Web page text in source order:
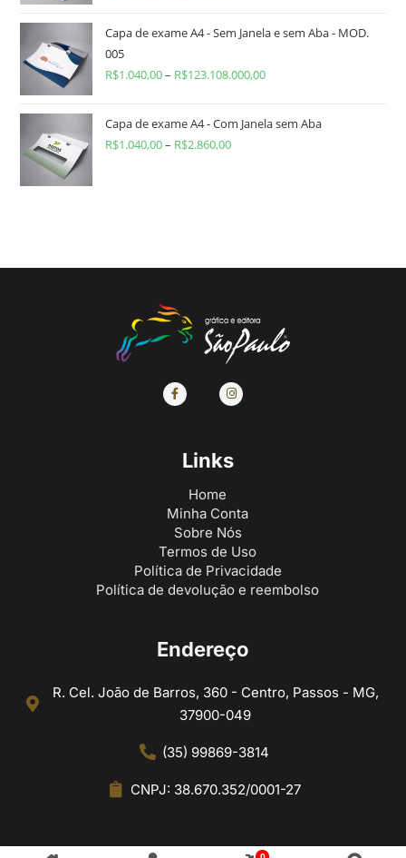
Capa de exame A4 - Sem Janela e sem Aba - MOD.
005
R$1.040,00– R$123.108.000,00
Capa de exame A4 - Com Janela sem Aba
R$1.040,00– R$2.860,00
Links
Home
Minha Conta
Sobre Nós
Termos de Uso
Política de Privacidade
Política de devolução e reembolso
Endereço
R. Cel. João de Barros, 360 - Centro, Passos - MG,
37900-049
(35) 99869-3814
CNPJ: 38.670.352/0001-27